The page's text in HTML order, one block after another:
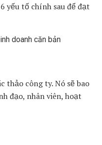
yếu tố chính sau để đạt
thảo công ty. Nó sẽ bao
đạo, nhân viên, hoạt